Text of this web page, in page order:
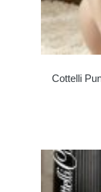
Cottelli